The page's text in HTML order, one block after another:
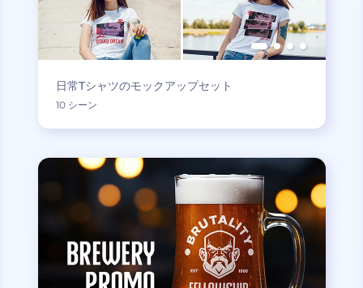
日常Tシャツのモックアップセット
10 シーン